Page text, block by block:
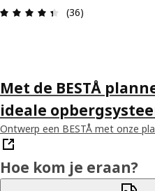
Review: 4.4 van
(36)
Met de BESTÅ
ideale
Ontwerp een BESTÅ met onze
Hoe kom je eraan?